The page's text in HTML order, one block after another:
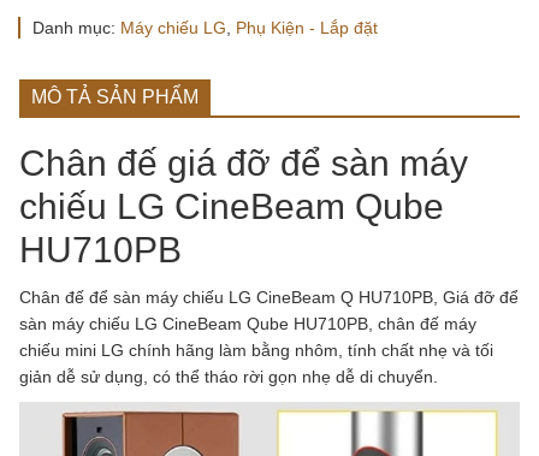
Danh mục: Máy chiếu LG Phụ Kiện - Lắp đặt
MÔ TẢ SẢN PHẨM
Chân đế giá đỡ để sàn máy
chiếu LG CineBeam Qube
HU710PB
Chân đế để sàn máy chiếu LG CineBeam Q HU710PB, Giá đỡ để
sàn máy chiếu LG CineBeam Qube HU710PB, chân đế máy
chiếu mini LG chính hãng làm bằng nhôm, tính chất nhẹ và tối
giản dễ sử dụng, có thể tháo rời gọn nhẹ dễ di chuyển.